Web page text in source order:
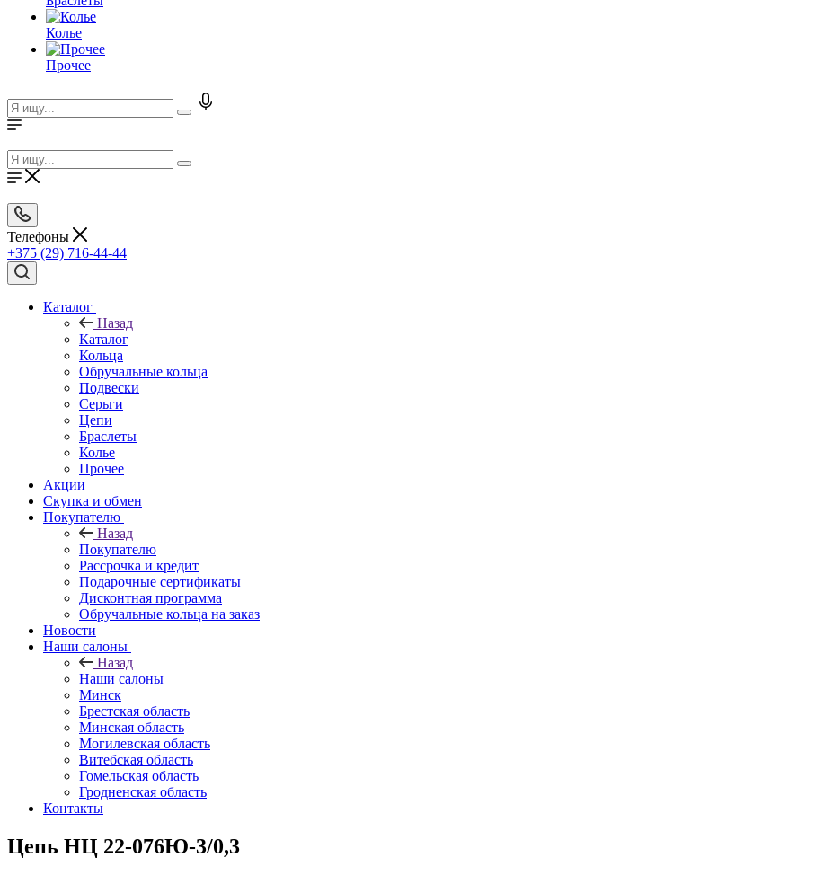
Колье
Прочее
Телефоны
+375 (29) 716-44-44
Каталог
Назад
Каталог
Кольца
Обручальные кольца
Подвески
Серьги
Цепи
Браслеты
Колье
Прочее
Акции
Скупка и обмен
Покупателю
Назад
Покупателю
Рассрочка и кредит
Подарочные сертификаты
Дисконтная программа
Обручальные кольца на заказ
Новости
Наши салоны
Назад
Наши салоны
Минск
Брестская область
Минская область
Могилевская область
Витебская область
Гомельская область
Гродненская область
Контакты
Цепь НЦ 22-076Ю-3/0,3